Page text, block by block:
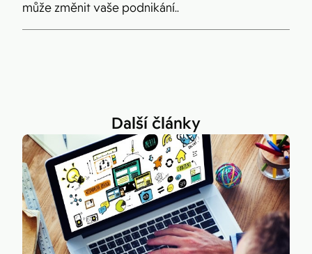
může změnit vaše podnikání..
Další články